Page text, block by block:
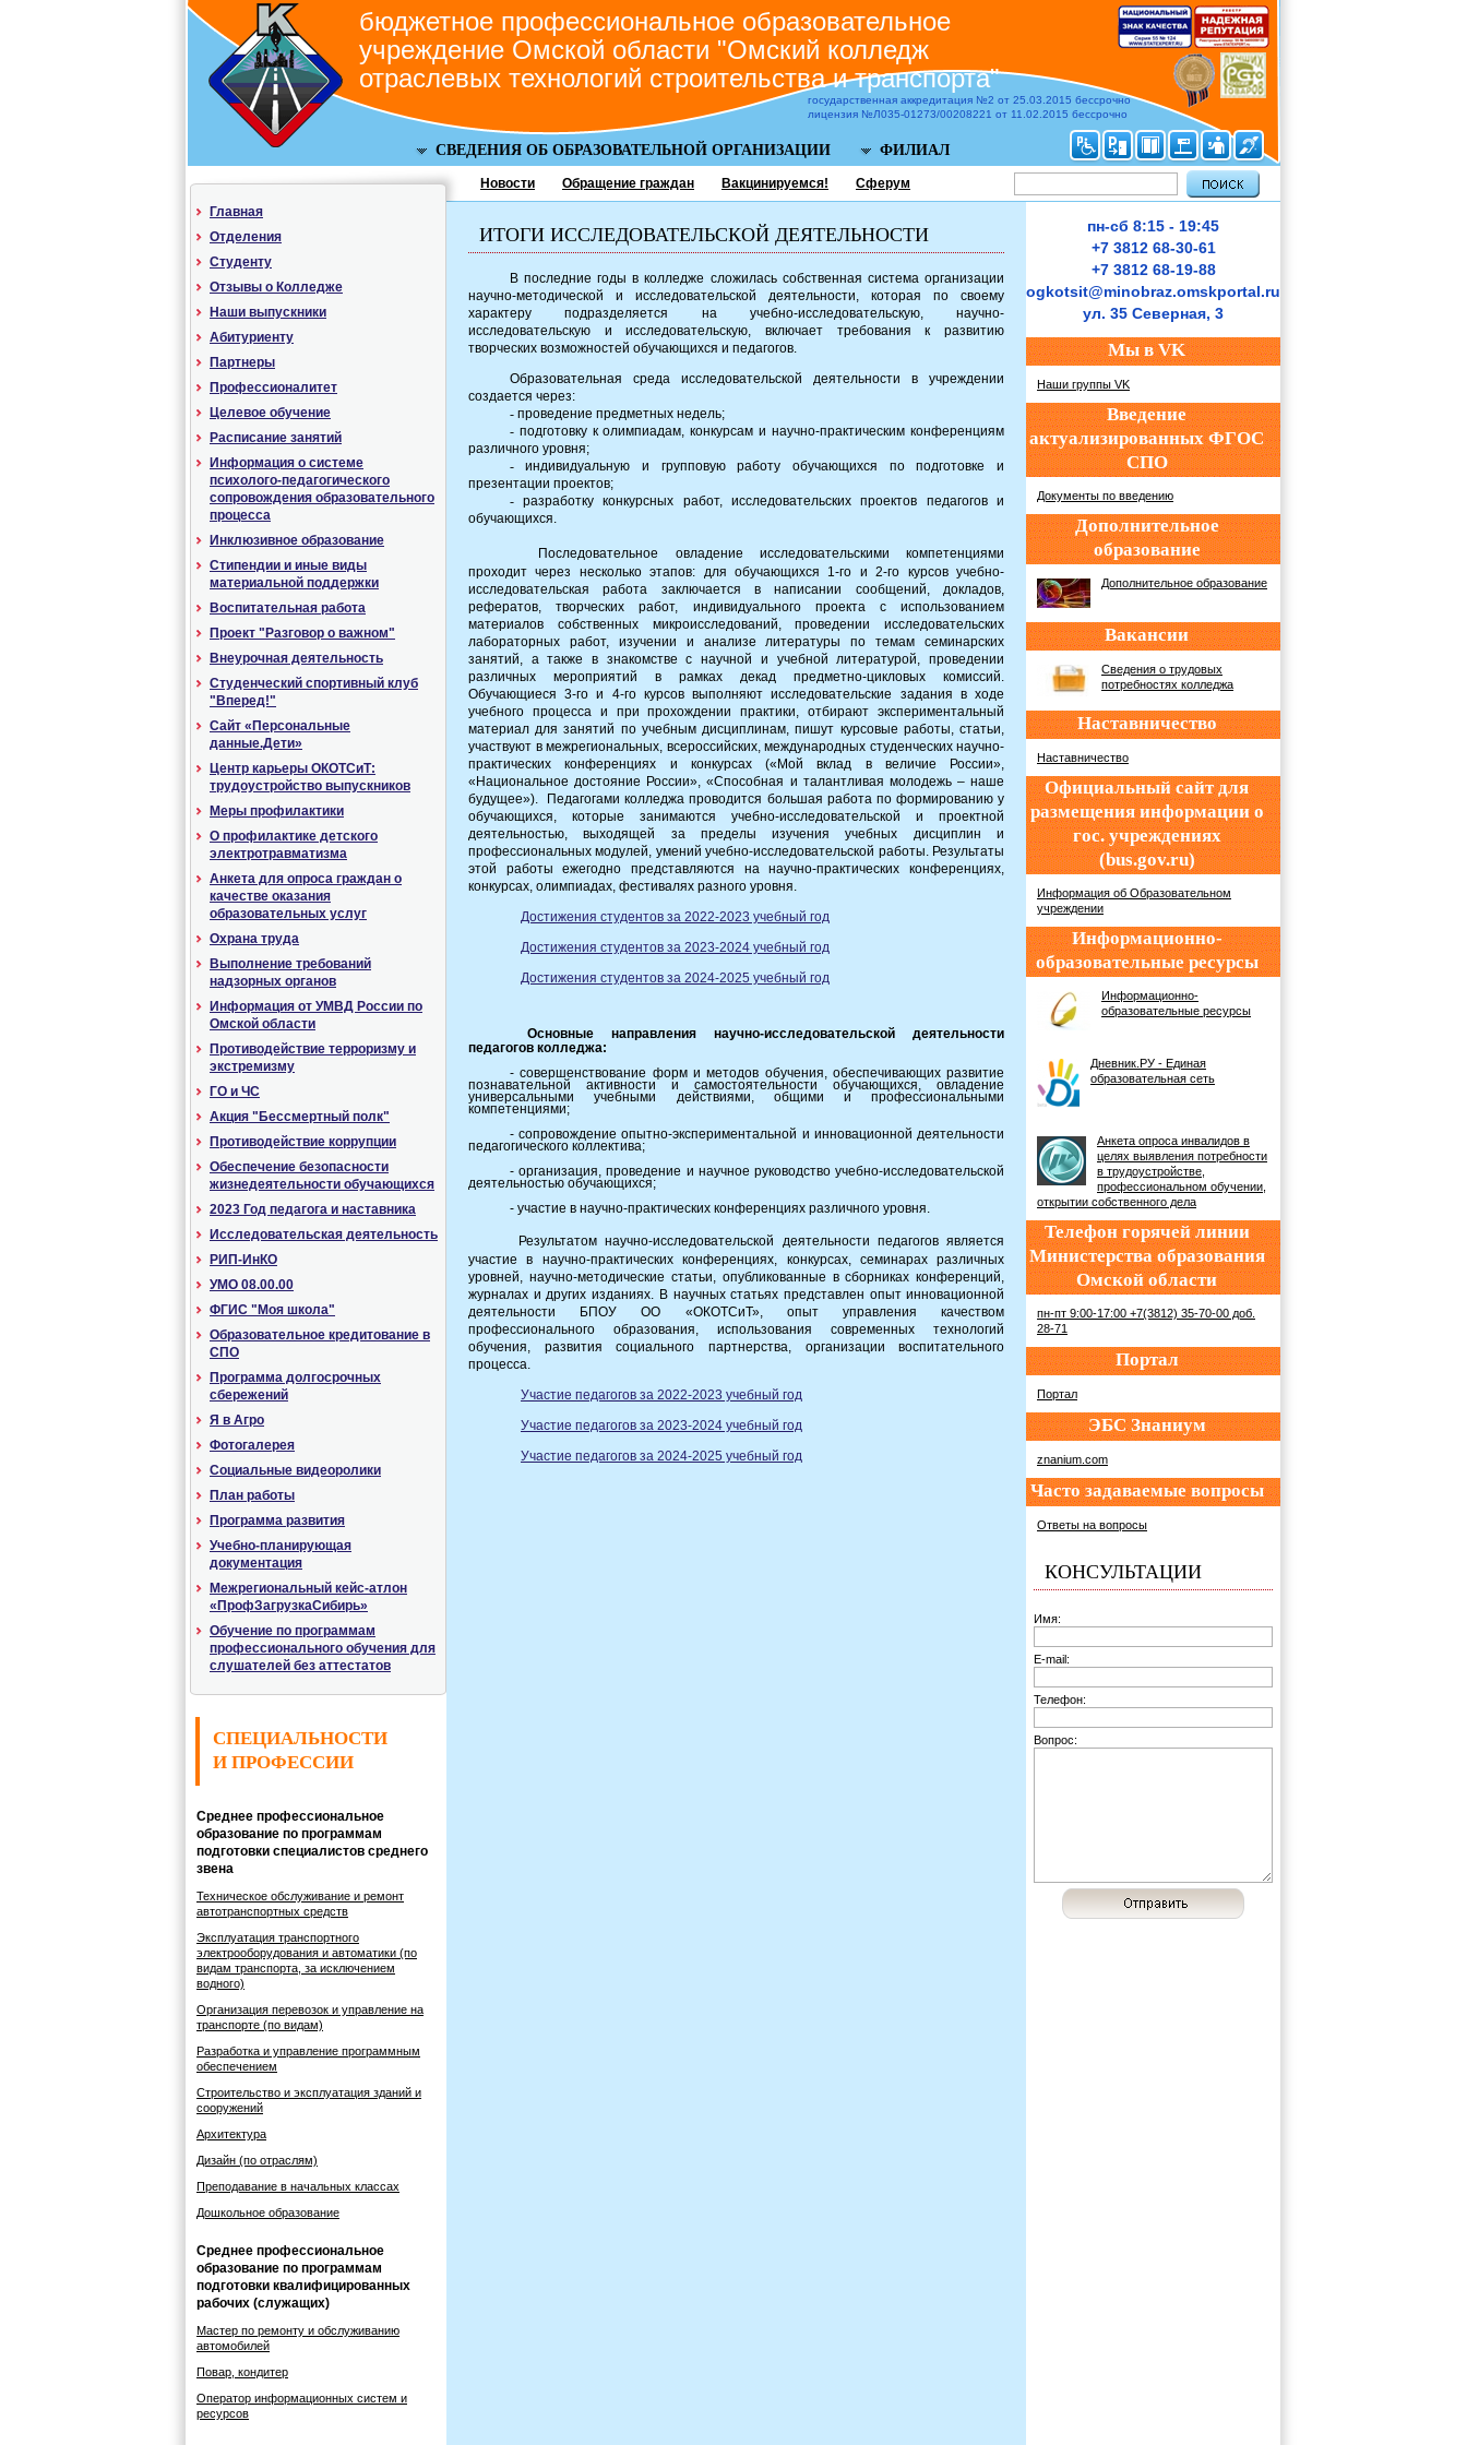
бюджетное профессиональное образовательное
учреждение Омской области "Омский колледж
отраслевых технологий строительства и транспорта"
государственная аккредитация №2 от 25.03.2015 бессрочно
лицензия №Л035-01273/00208221 от 11.02.2015 бессрочно
СВЕДЕНИЯ ОБ ОБРАЗОВАТЕЛЬНОЙ ОРГАНИЗАЦИИ ФИЛИАЛ
Новости Обращение граждан Вакцинируемся!
Сферум
Главная
Отделения
Студенту
Отзывы о Колледже
Наши выпускники
Абитуриенту
Партнеры
Профессионалитет
Целевое обучение
Расписание занятий
Информация о системе
психолого-педагогического
сопровождения образовательного
процесса
Инклюзивное образование
Стипендии и иные виды
материальной поддержки
Воспитательная работа
Проект "Разговор о важном"
Внеурочная деятельность
Студенческий спортивный клуб
"Вперед!"
Сайт «Персональные
данные.Дети»
Центр карьеры ОКОТСиТ:
трудоустройство выпускников
Меры профилактики
О профилактике детского
электротравматизма
Анкета для опроса граждан о
качестве оказания
образовательных услуг
Охрана труда
Выполнение требований
надзорных органов
Информация от УМВД России по
Омской области
Противодействие терроризму и
экстремизму
ГО и ЧС
Акция "Бессмертный полк"
Противодействие коррупции
Обеспечение безопасности
жизнедеятельности обучающихся
2023 Год педагога и наставника
Исследовательская деятельность
РИП-ИнКО
УМО 08.00.00
ФГИС "Моя школа"
Образовательное кредитование в
СПО
Программа долгосрочных
сбережений
Я в Агро
Фотогалерея
Социальные видеоролики
План работы
Программа развития
Учебно-планирующая
документация
Межрегиональный кейс-атлон
«ПрофЗагрузкаСибирь»
Обучение по программам
профессионального обучения для
слушателей без аттестатов
СПЕЦИАЛЬНОСТИ
И ПРОФЕССИИ
Среднее профессиональное
образование по программам
подготовки специалистов среднего
звена
Техническое обслуживание и ремонт
автотранспортных средств
Эксплуатация транспортного
электрооборудования и автоматики (по
видам транспорта, за исключением
водного)
Организация перевозок и управление на
транспорте (по видам)
Разработка и управление программным
обеспечением
Строительство и эксплуатация зданий и
сооружений
Архитектура
Дизайн (по отраслям)
Преподавание в начальных классах
Дошкольное образование
Среднее профессиональное
образование по программам
подготовки квалифицированных
рабочих (служащих)
Мастер по ремонту и обслуживанию
автомобилей
Повар, кондитер
Оператор информационных систем и
ресурсов
ИТОГИ ИССЛЕДОВАТЕЛЬСКОЙ ДЕЯТЕЛЬНОСТИ
В последние годы в колледже сложилась собственная система организации
научно-методической и исследовательской деятельности, которая по своему
характеру подразделяется на учебно-исследовательскую, научно-
исследовательскую и исследовательскую, включает требования к развитию
творческих возможностей обучающихся и педагогов.
Образовательная среда исследовательской деятельности в учреждении
создается через:
- проведение предметных недель;
- подготовку к олимпиадам, конкурсам и научно-практическим конференциям
различного уровня;
-
индивидуальную и групповую работу обучающихся по подготовке и
презентации проектов;
- разработку конкурсных работ, исследовательских проектов педагогов и
обучающихся.
Последовательное овладение исследовательскими компетенциями
проходит через несколько этапов: для обучающихся 1-го и 2-го курсов учебно-
исследовательская работа заключается в написании сообщений, докладов,
рефератов, творческих работ, индивидуального проекта с использованием
материалов собственных микроисследований, проведении исследовательских
лабораторных работ, изучении и анализе литературы по темам
семинарских
занятий, а также в знакомстве с научной и учебной литературой, проведении
различных мероприятий в рамках декад предметно-цикловых комиссий.
Обучающиеся 3-го и 4-го курсов выполняют исследовательские задания в ходе
учебного процесса и при прохождении практики, отбирают экспериментальный
материал для занятий по учебным дисциплинам, пишут курсовые работы, статьи,
участвуют в межрегиональных, всероссийских, международных студенческих научно-
практических конференциях и конкурсах («Мой вклад в величие России»,
«Национальное достояние России», «Способная и талантливая молодежь – наше
будущее»). Педагогами колледжа проводится большая работа по формированию у
обучающихся, которые занимаются учебно-исследовательской и проектной
деятельностью, выходящей за пределы изучения учебных дисциплин и
профессиональных модулей, умений учебно-исследовательской работы. Результаты
этой работы ежегодно представляются на научно-практических конференциях,
конкурсах, олимпиадах, фестивалях разного уровня.
Достижения студентов за 2022-2023 учебный год
Достижения студентов за 2023-2024 учебный год
Достижения студентов за 2024-2025 учебный год
Основные направления научно-исследовательской деятельности
педагогов колледжа:
- совершенствование форм и методов обучения, обеспечивающих развитие
познавательной активности и самостоятельности обучающихся, овладение
универсальными учебными действиями, общими и профессиональными
компетенциями;
- сопровождение опытно-экспериментальной и инновационной деятельности
педагогического коллектива;
- организация, проведение и научное руководство учебно-исследовательской
деятельностью обучающихся;
- участие в научно-практических конференциях различного уровня.
Результатом научно-исследовательской деятельности педагогов является
участие в научно-практических конференциях, конкурсах, семинарах различных
уровней, научно-методические статьи, опубликованные в сборниках конференций,
журналах и других изданиях. В научных статьях представлен опыт инновационной
деятельности БПОУ ОО «ОКОТСиТ», опыт управления качеством
профессионального образования, использования современных технологий
обучения, развития социального партнерства, организации воспитательного
процесса.
Участие педагогов за 2022-2023 учебный год
Участие педагогов за 2023-2024 учебный год
Участие педагогов за 2024-2025 учебный год
пн-сб 8:15 - 19:45
+7 3812 68-30-61
+7 3812 68-19-88
ogkotsit@minobraz.omskportal.ru
ул. 35 Северная, 3
Мы в VK
Наши группы VK
Введение
актуализированных ФГОС
СПО
Документы по введению
Дополнительное
образование
Дополнительное образование
Вакансии
Сведения о трудовых
потребностях колледжа
Наставничество
Наставничество
Официальный сайт для
размещения информации о
гос. учреждениях
(bus.gov.ru)
Информация об Образовательном
учреждении
Информационно-
образовательные ресурсы
Информационно-
образовательные ресурсы
Дневник.РУ - Единая
образовательная сеть
Анкета опроса инвалидов в
целях выявления потребности
в трудоустройстве,
профессиональном обучении,
открытии собственного дела
Телефон горячей линии
Министерства образования
Омской области
пн-пт 9:00-17:00 +7(3812) 35-70-00 доб.
28-71
Портал
Портал
ЭБС Знаниум
znanium.com
Часто задаваемые вопросы
Ответы на вопросы
КОНСУЛЬТАЦИИ
Имя:
E-mail:
Телефон:
Вопрос: